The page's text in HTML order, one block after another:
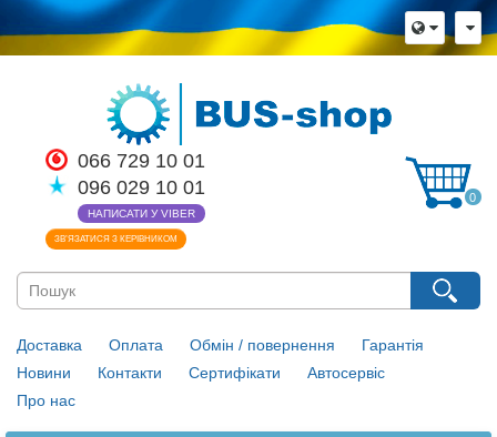
066 729 10 01
096 029 10 01
НАПИСАТИ У VIBER
ЗВ’ЯЗАТИСЯ З КЕРІВНИКОМ
0
Доставка Оплата Обмін / повернення
Гарантія
Новини
Контакти Сертифікати
Автосервіс
Про нас